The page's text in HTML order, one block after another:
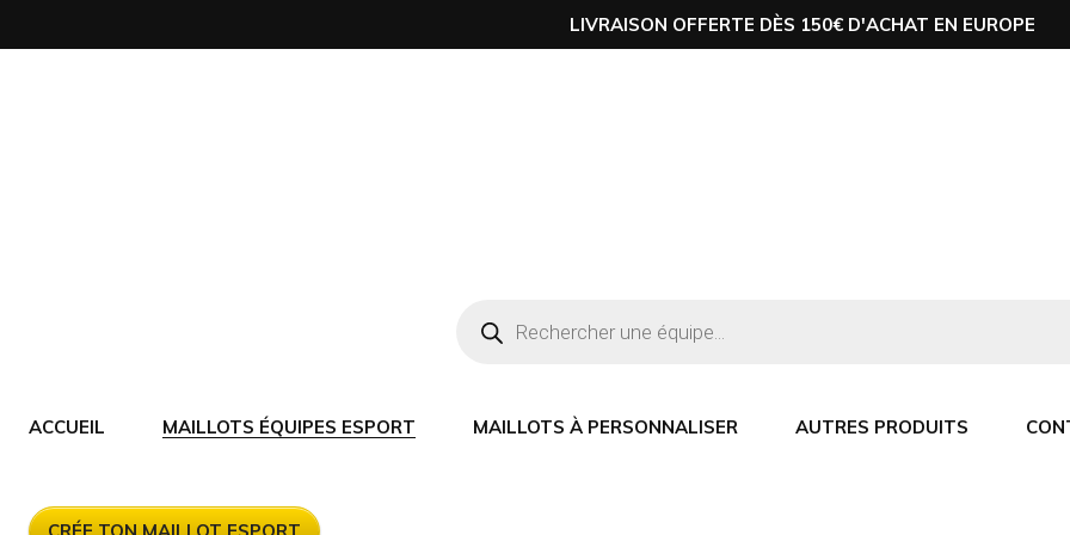
LIVRAISON OFFERTE DÈS 150€ D'ACHAT EN EUROPE
ACCUEIL MAILLOTS ÉQUIPES ESPORT MAILLOTS À PERSONNALISER AUTRES PRODUITS
CRÉE TON MAILLOT ESPORT